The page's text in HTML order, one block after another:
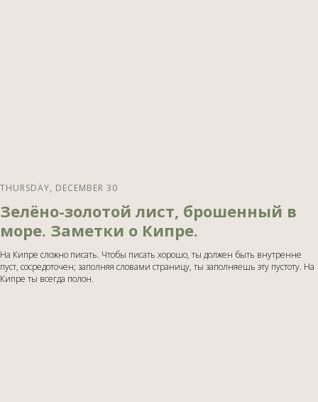
THURSDAY, DECEMBER 30
Зелёно-золотой лист, брошенный в
море. Заметки о Кипре.
На Кипре сложно писать. Чтобы писать хорошо, ты должен быть внутренне
пуст, сосредоточен; заполняя словами страницу, ты заполняешь эту пустоту. На
Кипре ты всегда полон.